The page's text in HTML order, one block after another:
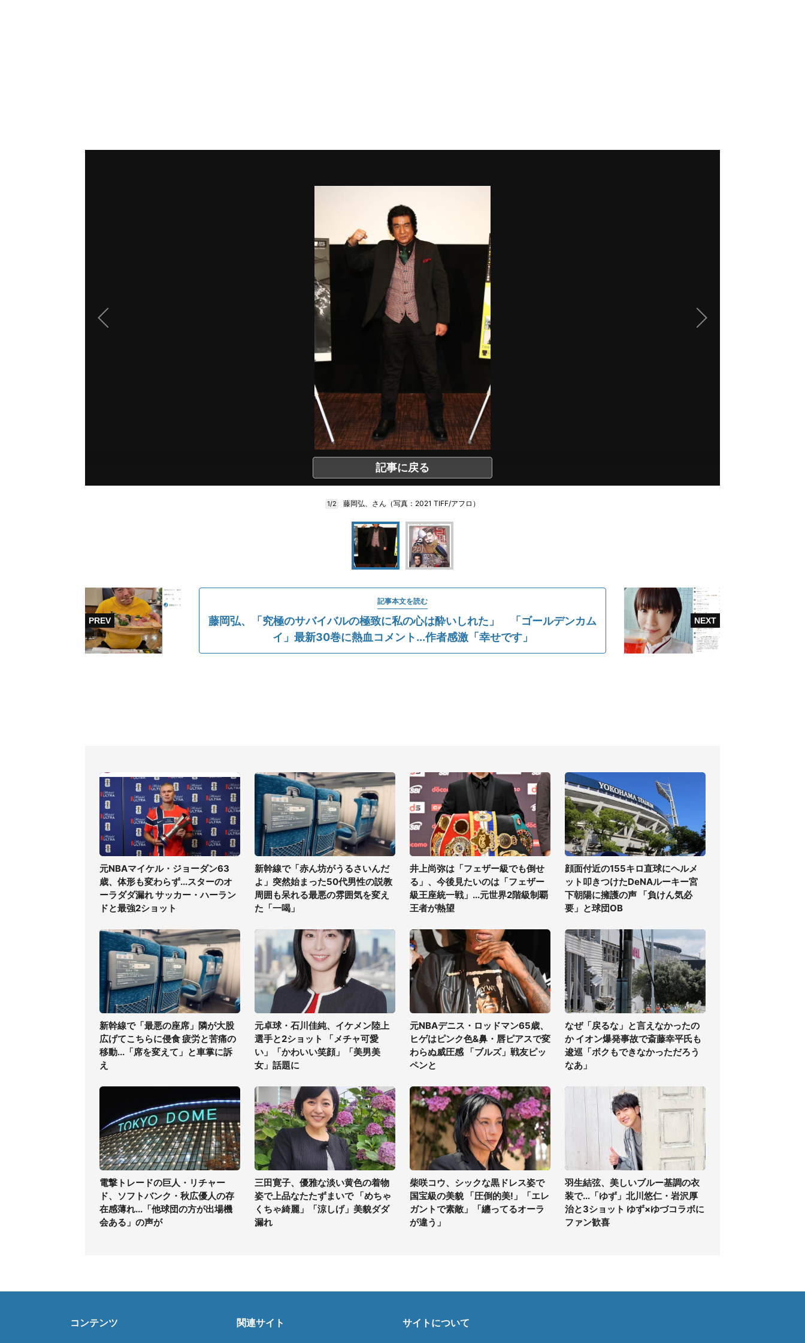
記事に戻る
1/2 藤岡弘、さん（写真：2021 TIFF/アフロ）
記事本文を読む
藤岡弘、「究極のサバイバルの極致に私の心は酔いしれた」 「ゴールデンカム
イ」最新30巻に熱血コメント...作者感激「幸せです」
元NBAマイケル・ジョーダン63
歳、体形も変わらず...スターのオ
ーラダダ漏れ サッカー・ハーラン
ドと最強2ショット
新幹線で「赤ん坊がうるさいんだ
よ」突然始まった50代男性の説教
周囲も呆れる最悪の雰囲気を変え
た「一喝」
井上尚弥は「フェザー級でも倒せ
る」、今後見たいのは「フェザー
級王座統一戦」...元世界2階級制覇
王者が熱望
顔面付近の155キロ直球にヘルメ
ット叩きつけたDeNAルーキー宮
下朝陽に擁護の声 「負けん気必
要」と球団OB
新幹線で「最悪の座席」隣が大股
広げてこちらに侵食 疲労と苦痛の
移動...「席を変えて」と車掌に訴
え
元卓球・石川佳純、イケメン陸上
選手と2ショット 「メチャ可愛
い」「かわいい笑顔」「美男美
女」話題に
元NBAデニス・ロッドマン65歳、
ヒゲはピンク色&鼻・唇ピアスで変
わらぬ威圧感 「ブルズ」戦友ピッ
ペンと
なぜ「戻るな」と言えなかったの
か イオン爆発事故で斎藤幸平氏も
逡巡「ボクもできなかっただろう
なあ」
電撃トレードの巨人・リチャー
ド、ソフトバンク・秋広優人の存
在感薄れ...「他球団の方が出場機
会ある」の声が
三田寛子、優雅な淡い黄色の着物
姿で上品なたたずまいで 「めちゃ
くちゃ綺麗」「涼しげ」美貌ダダ
漏れ
柴咲コウ、シックな黒ドレス姿で
国宝級の美貌 「圧倒的美!」「エレ
ガントで素敵」「纏ってるオーラ
が違う」
羽生結弦、美しいブルー基調の衣
装で...「ゆず」北川悠仁・岩沢厚
治と3ショット ゆず×ゆづコラボに
ファン歓喜
コンテンツ 関連サイト サイトについて